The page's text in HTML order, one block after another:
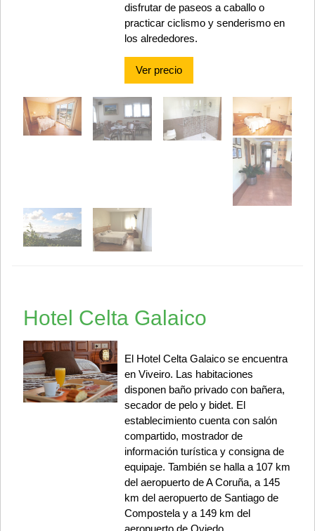
disfrutar de paseos a caballo o
practicar ciclismo y senderismo en
los alrededores.
Ver precio
Hotel Celta Galaico
El Hotel Celta Galaico se encuentra
en Viveiro. Las habitaciones
disponen baño privado con bañera,
secador de pelo y bidet. El
establecimiento cuenta con salón
compartido, mostrador de
información turística y consigna de
equipaje. También se halla a 107 km
del aeropuerto de A Coruña, a 145
km del aeropuerto de Santiago de
Compostela y a 149 km del
aeropuerto de Oviedo.